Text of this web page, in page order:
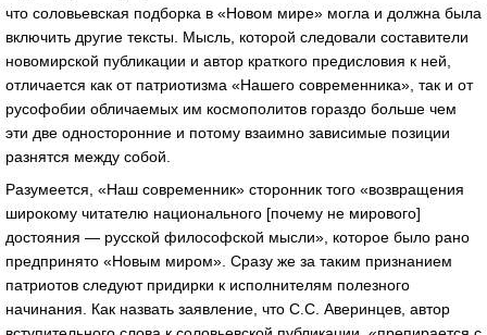
что соловьевская подборка в «Новом мире» могла и должна была
включить другие тексты. Мысль, которой следовали составители
новомирской публикации и автор краткого предисловия к ней,
отличается как от патриотизма «Нашего современника», так и от
русофобии обличаемых им космополитов гораздо больше чем
эти две односторонние и потому взаимно зависимые позиции
разнятся между собой.
Разумеется, «Наш современник» сторонник того «возвращения
широкому читателю национального [почему не мирового]
достояния — русской философской мысли», которое было рано
предпринято «Новым миром». Сразу же за таким признанием
патриотов следуют придирки к исполнителям полезного
начинания. Как назвать заявление, что С.С. Аверинцев, автор